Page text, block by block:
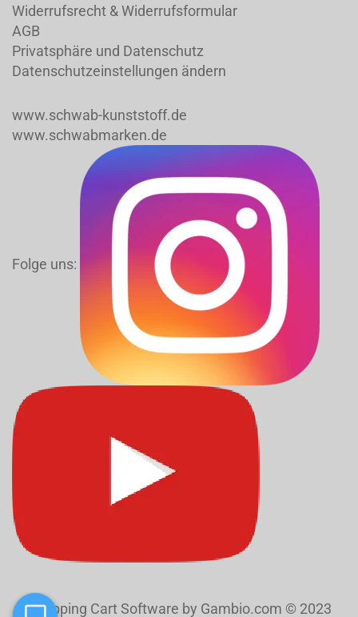
Widerrufsrecht & Widerrufsformular
AGB
Privatsphäre und Datenschutz
Datenschutzeinstellungen ändern
www.schwab-kunststoff.de
www.schwabmarken.de
Folge uns:
Shopping Cart Software by Gambio.com © 2023